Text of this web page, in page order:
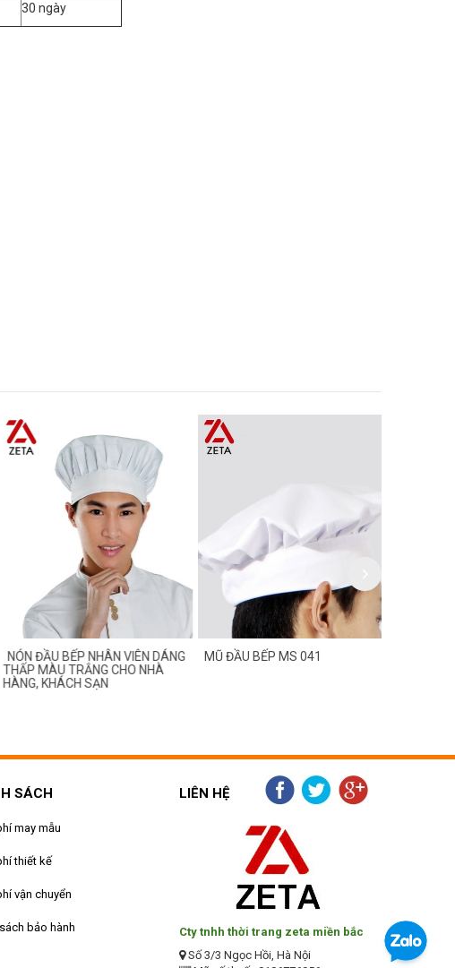
30 ngày
NÓN ĐẦU BẾP NHÂN VIÊN DÁNG
THẤP MÀU TRẮNG CHO NHÀ
HÀNG, KHÁCH SẠN
MŨ ĐẦU BẾP MS 041
SÁCH
may mẫu
thiết kế
vận chuyển
bảo hành
LIÊN HỆ
Cty tnhh thời trang zeta miền bắc
Số 3/3 Ngọc Hồi, Hà Nội